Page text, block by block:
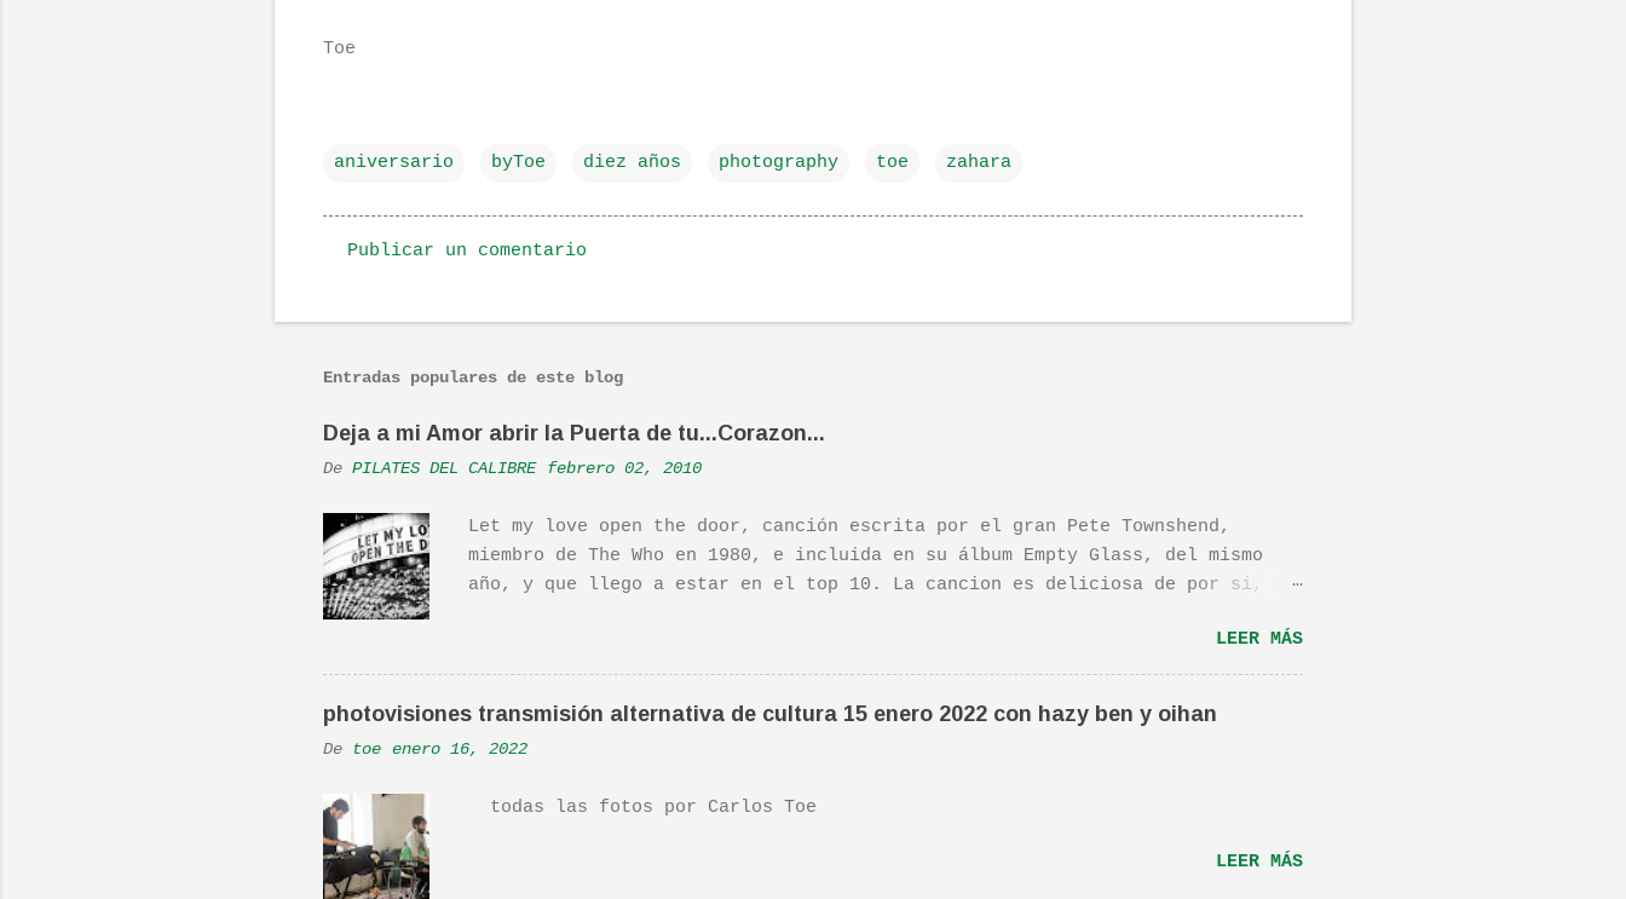
Toe
aniversario byToe diez años photography toe zahara
e
t
a
r
i
o
s
Publicar un comentario
Entradas populares de este blog
Deja a mi Amor abrir la Puerta de tu...Corazon...
De PILATES DEL CALIBRE febrero 02, 2010
Let my love open the door, canción escrita por el gran Pete Townshend,
miembro de The Who en 1980, e incluida en su álbum Empty Glass, del mismo
año, y que llego a estar en el top 10. La cancion es deliciosa de por si, de
una actuación de Pete. Ayer pude ver una estupenda película llamada "Dan in
Real Life". Recomendada por TOE hace unos posts.Yo también os la recomiendo.
En una escena de la peli Dan y su hermano interpretan esta canción.De hecho
la Banda sonora, interpretada por Sondre Lerche , incluye una magnifica Per-
Versión de este tema de Townshend. PINCHA AQUÍ Y LA TENDRÁS...
LEER MÁS
photovisiones transmisión alternativa de cultura 15 enero 2022 con hazy ben y oihan
De toe enero 16, 2022
todas las fotos por Carlos Toe
LEER MÁS